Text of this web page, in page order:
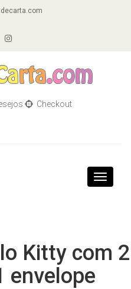
Checkout
Toggle
Kitty com 2
envelope